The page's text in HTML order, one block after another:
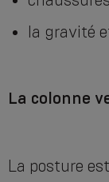
la gravité
La colonne
La posture